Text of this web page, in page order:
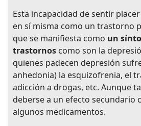
Esta incapacidad de sentir
en sí misma como un trastorno
que se manifiesta como un
trastornos como son la
quienes padecen depresión
anhedonia) la esquizofrenia, el
adicción a drogas, etc. Aunque
deberse a un efecto secundario
algunos medicamentos.